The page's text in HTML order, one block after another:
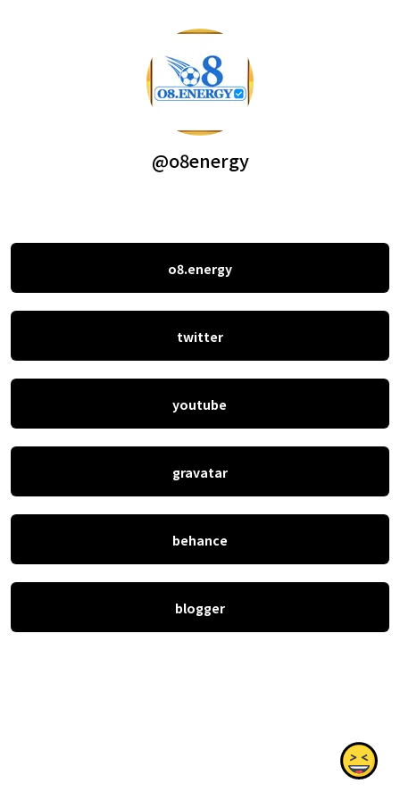
@o8energy
o8.energy
twitter
youtube
gravatar
behance
blogger